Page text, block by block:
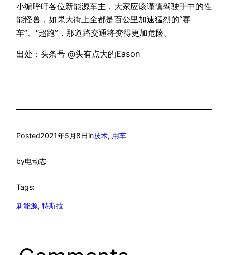
小编呼吁各位新能源车主，大家应该谨慎驾驶手中的性
能怪兽，如果大街上全都是百公里加速猛烈的“赛
车”、“超跑”，那道路交通将变得更加危险。
出处：头条号 @头有点大的Eason
Posted2021年5月8日in技术, 用车
by电动志
Tags:
新能源, 特斯拉